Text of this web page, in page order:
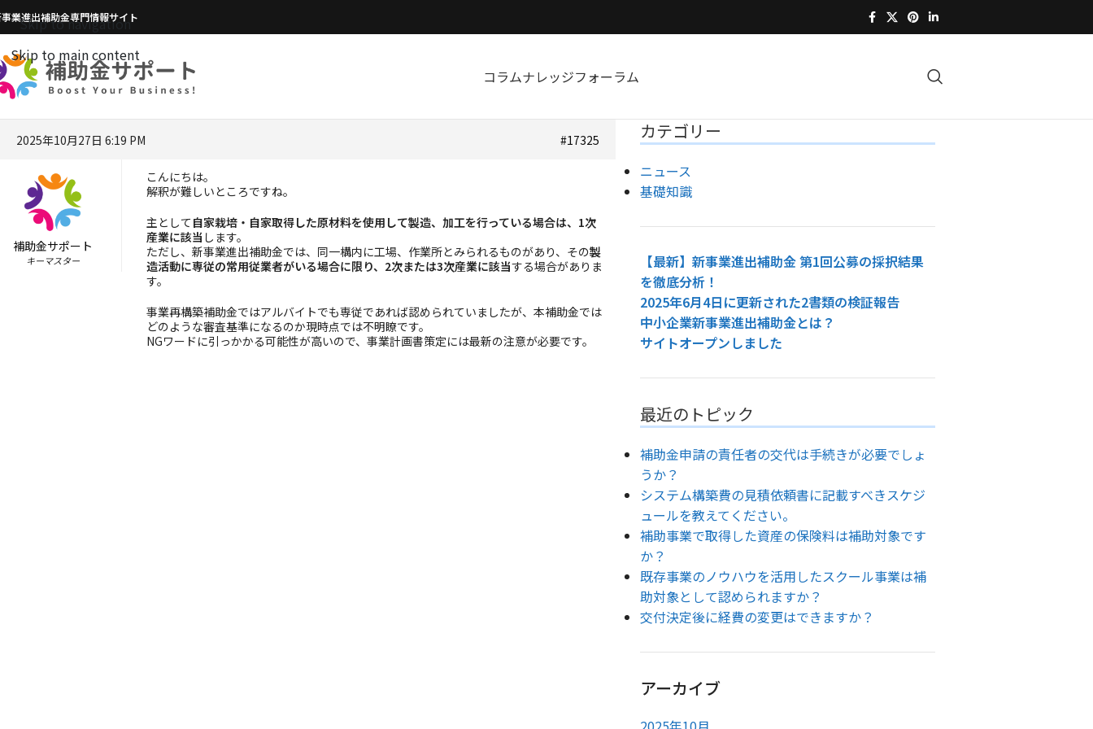
Skip to navigation
Skip to main content
業進出補助金専門情報サイト
コラムナレッジフォーラム
2025年10月27日 6:19 PM #17325
補助金サポート
キーマスター
こんにちは。
解釈が難しいところですね。
主として 自家栽培・自家取得した原材料を使用して製造、加工を行っている場合は、1次
産業に該当 します。
ただし、新事業進出補助金では、同一構内に工場、作業所とみられるものがあり、その製
造活動に専従の常用従業者がいる場合に限り、2次または3次産業に該当する場合がありま
す。
事業再構築補助金ではアルバイトでも専従であれば認められていましたが、本補助金では
どのような審査基準になるのか現時点では不明瞭です。
NGワードに引っかかる可能性が高いので、事業計画書策定には最新の注意が必要です。
カテゴリー
ニュース
基礎知識
【最新】新事業進出補助金 第1回公募の採択結果
を徹底分析！
2025年6月4日に更新された2書類の検証報告
中小企業新事業進出補助金とは？
サイトオープンしました
最近のトピック
補助金申請の責任者の交代は手続きが必要でしょ
うか？
システム構築費の見積依頼書に記載すべきスケジ
ュールを教えてください。
補助事業で取得した資産の保険料は補助対象です
か？
既存事業のノウハウを活用したスクール事業は補
助対象として認められますか？
交付決定後に経費の変更はできますか？
アーカイブ